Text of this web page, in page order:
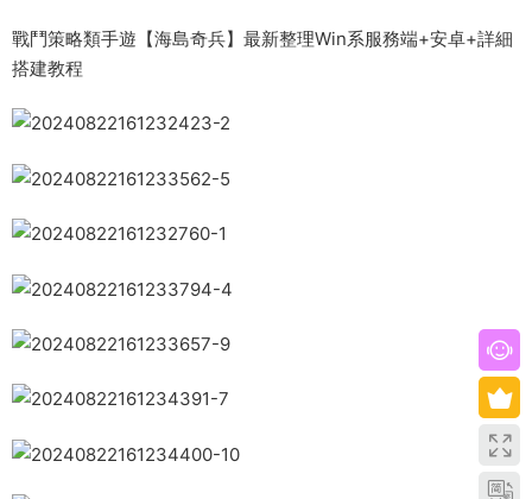
戰鬥策略類手遊【海島奇兵】最新整理Win系服務端+安卓+詳細
搭建教程